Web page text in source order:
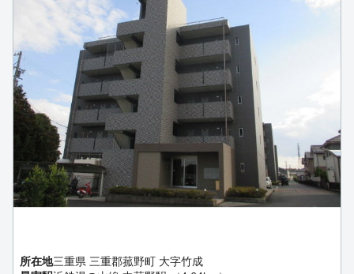
所在地三重県 三重郡菰野町 大字竹成